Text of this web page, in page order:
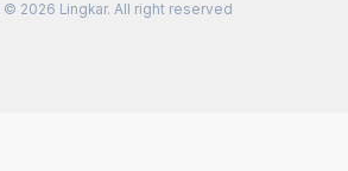
2026 Lingkar. All right reserved